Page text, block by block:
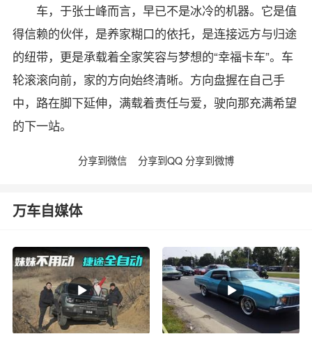
车，于张士峰而言，早已不是冰冷的机器。它是值
得信赖的伙伴，是养家糊口的依托，是连接远方与归途
的纽带，更是承载着全家笑容与梦想的“幸福卡车”。车
轮滚滚向前，家的方向始终清晰。方向盘握在自己手
中，路在脚下延伸，满载着责任与爱，驶向那充满希望
的下一站。
分享到微信 分享到QQ 分享到微博
万车自媒体